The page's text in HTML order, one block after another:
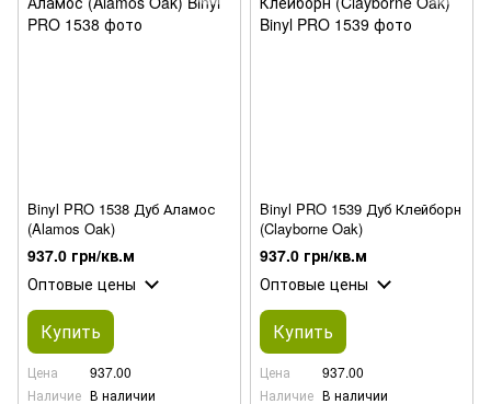
Binyl PRO 1538 Дуб Аламос
(Alamos Oak)
937.0 грн/кв.м
Оптовые цены
Купить
Цена
937.00
Наличие В наличии
Binyl PRO 1539 Дуб Клейборн
(Clayborne Oak)
937.0 грн/кв.м
Оптовые цены
Купить
Цена
937.00
Наличие В наличии